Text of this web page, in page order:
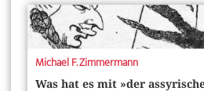
Michael F. Zimmermann
Was hat es mit »der